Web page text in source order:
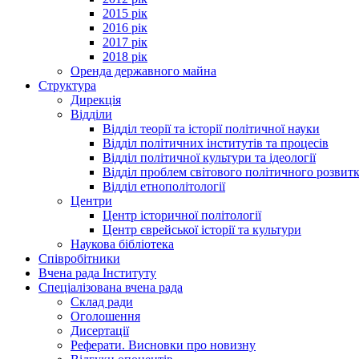
2015 рік
2016 рік
2017 рік
2018 рік
Оренда державного майна
Структура
Дирекція
Відділи
Відділ теорії та історії політичної науки
Відділ політичних інститутів та процесів
Відділ політичної культури та ідеології
Відділ проблем світового політичного
Відділ етнополітології
Центри
Центр історичної політології
Центр єврейської історії та культури
Наукова бібліотека
Співробітники
Вчена рада Інституту
Спеціалізована вчена рада
Склад ради
Оголошення
Дисертації
Реферати. Висновки про новизну